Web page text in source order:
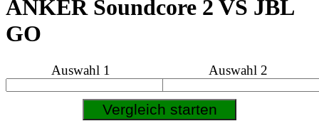
ANKER Soundcore 2 VS JBL
GO
Auswahl 1 Auswahl 2